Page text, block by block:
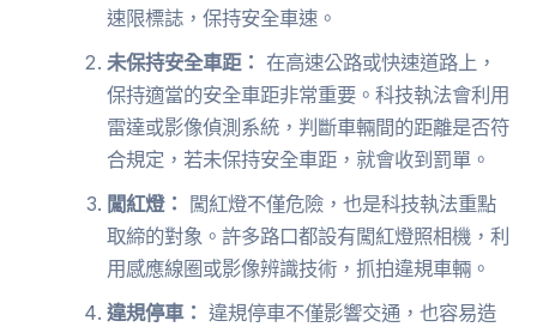
速限標誌，保持安全車速。
未保持安全車距： 在高速公路或快速道路上，
保持適當的安全車距非常重要。科技執法會利用
雷達或影像偵測系統，判斷車輛間的距離是否符
合規定，若未保持安全車距，就會收到罰單。
闖紅燈：
闖紅燈不僅危險，也是科技執法重點
取締的對象。許多路口都設有闖紅燈照相機，利
用感應線圈或影像辨識技術，抓拍違規車輛。
違規停車： 違規停車不僅影響交通，也容易造